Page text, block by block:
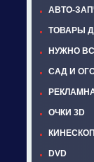
АВТО-
ТОВАРЫ
НУЖНО
САД И
ОЧКИ 3D
DVD